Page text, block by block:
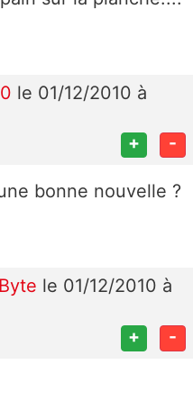
le 01/12/2010 à
+ -
bonne nouvelle ?
le 01/12/2010 à
+ -